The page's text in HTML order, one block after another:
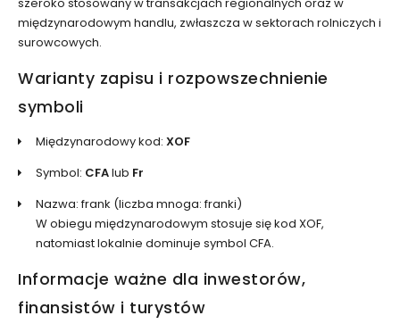
międzynarodowym handlu, zwłaszcza w sektorach rolniczych i
surowcowych.
Warianty zapisu i rozpowszechnienie
symboli
Międzynarodowy kod: XOF
Symbol: CFAlub Fr
Nazwa: frank (liczba mnoga: franki)
W obiegu międzynarodowym stosuje się kod XOF,
natomiast lokalnie dominuje symbol CFA.
Informacje ważne dla inwestorów,
finansistów i turystów